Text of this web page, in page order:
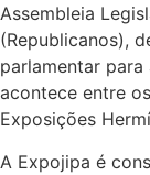
Assembleia
(Republicanos),
parlamentar
acontece entre
Exposições
A Expojipa é